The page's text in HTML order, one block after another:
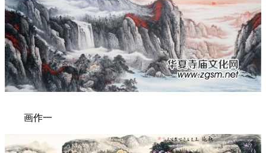
画作一